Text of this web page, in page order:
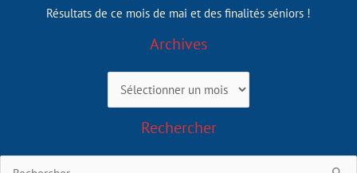
Résultats de ce mois de mai et des finalités séniors !
Archives
Rechercher